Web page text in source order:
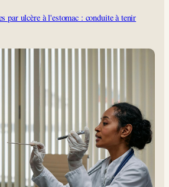
par ulcère à l'estomac : conduite à tenir